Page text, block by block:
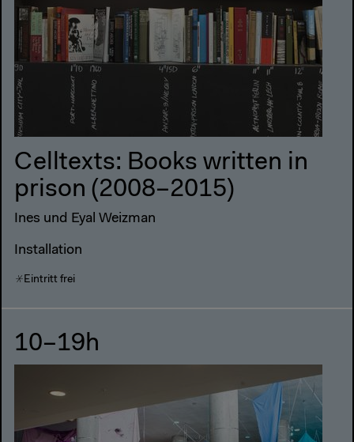
Celltexts: Books written in
prison (2008–2015)
Ines und Eyal Weizman
Installation
Eintritt frei
10–19h